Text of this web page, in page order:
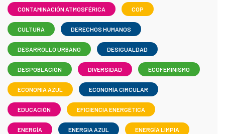
CONTAMINACIÓN ATMOSFÉRICA COP
CULTURA DERECHOS HUMANOS
DESARROLLO URBANO DESIGUALDAD
DESPOBLACIÓN DIVERSIDAD ECOFEMINISMO
ECONOMIA AZUL ECONOMÍA CIRCULAR
EDUCACIÓN EFICIENCIA ENERGÉTICA
ENERGÍA ENERGIA AZUL ENERGÍA LIMPIA